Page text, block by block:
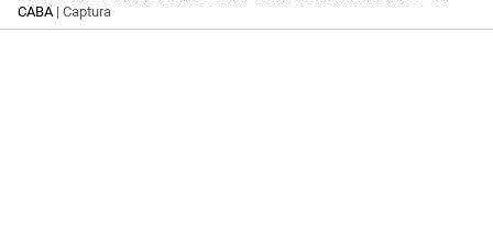
CABA| Captura